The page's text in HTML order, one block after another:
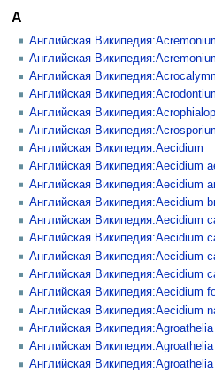
A
Английская
Английская
Английская
Английская
Английская
Английская
Английская Википедия:Aecidium
Английская Википедия:Aecidium
Английская Википедия:Aecidium
Английская Википедия:Aecidium
Английская Википедия:Aecidium
Английская Википедия:Aecidium
Английская Википедия:Aecidium
Английская Википедия:Aecidium
Английская Википедия:Aecidium
Английская Википедия:Aecidium
Английская
Английская
Английская